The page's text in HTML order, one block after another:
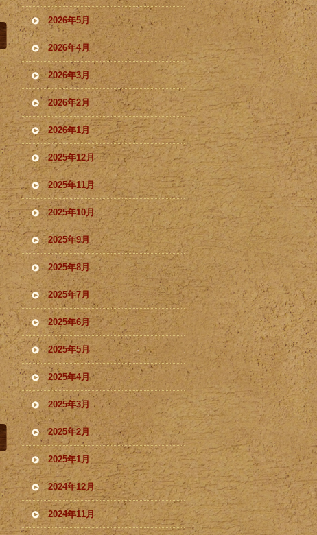
2026年5月
2026年4月
2026年3月
2026年2月
2026年1月
2025年12月
2025年11月
2025年10月
2025年9月
2025年8月
2025年7月
2025年6月
2025年5月
2025年4月
2025年3月
2025年2月
2025年1月
2024年12月
2024年11月